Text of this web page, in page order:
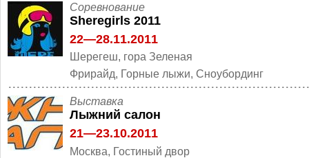
Cоревнование
Sheregirls 2011
22—28.11.2011
Шерегеш, гора Зеленая
Фрирайд, Горные лыжи, Cноубординг
Выставка
Лыжний салон
21—23.10.2011
Москва, Гостиный двор